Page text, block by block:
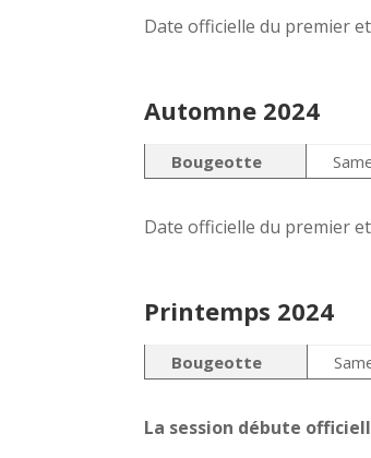
Date officielle du premier
Automne 2024
Bougeotte
Date officielle du premier
Printemps 2024
Bougeotte
La session débute